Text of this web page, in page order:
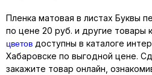
Пленка матовая в листах Буквы
по цене 20 руб. и другие товары
цветов доступны в каталоге
Хабаровске по выгодной цене.
закажите товар онлайн,